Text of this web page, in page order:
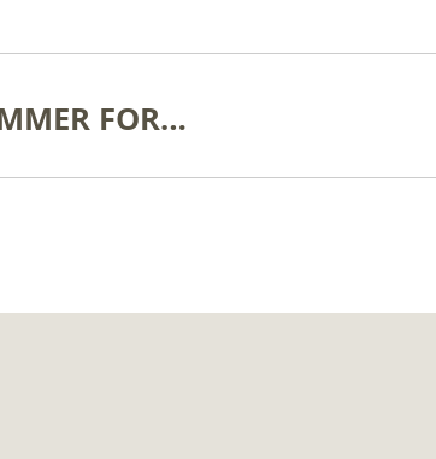
WEBINAR SKAB RAMMER FOR DIN HUND- ET VÆRKTØJ TIL EN BEDRE RELATION